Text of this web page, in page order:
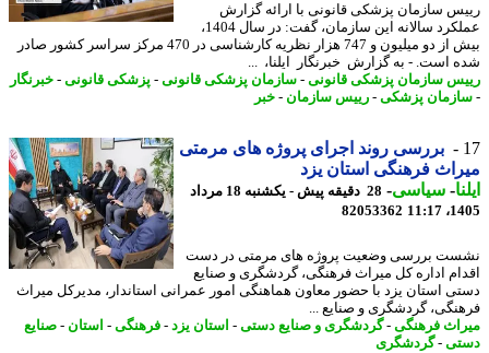
سازمان پزشکی قانونی با ارائه گزارش
عملکرد سالانه این سازمان، گفت: در سال 1404،
بیش از دو میلیون و 747 هزار نظریه کارشناسی در 470 مرکز سراسر کشور صادر
است. - به گزارش خبرنگار ایلنا، ...
سازمان پزشکی قانونی-سازمان پزشکی قانونی-پزشکی قانونی-خبرنگار
پزشکی-رییس سازمان -خبر
بررسی روند اجرای پروژه های مرمتی
فرهنگی استان یزد
-سیاسی-
28 دقیقه پیش - یکشنبه 18 مرداد
82053362
بررسی وضعیت پروژه های مرمتی در دست
اداره کل میراث فرهنگی، گردشگری و صنایع
استان یزد با حضور معاون هماهنگی امور عمرانی استاندار، مدیرکل میراث
گردشگری و صنایع ...
فرهنگی-گردشگری و صنایع دستی-استان یزد-فرهنگی-استان-صنایع
-گردشگری